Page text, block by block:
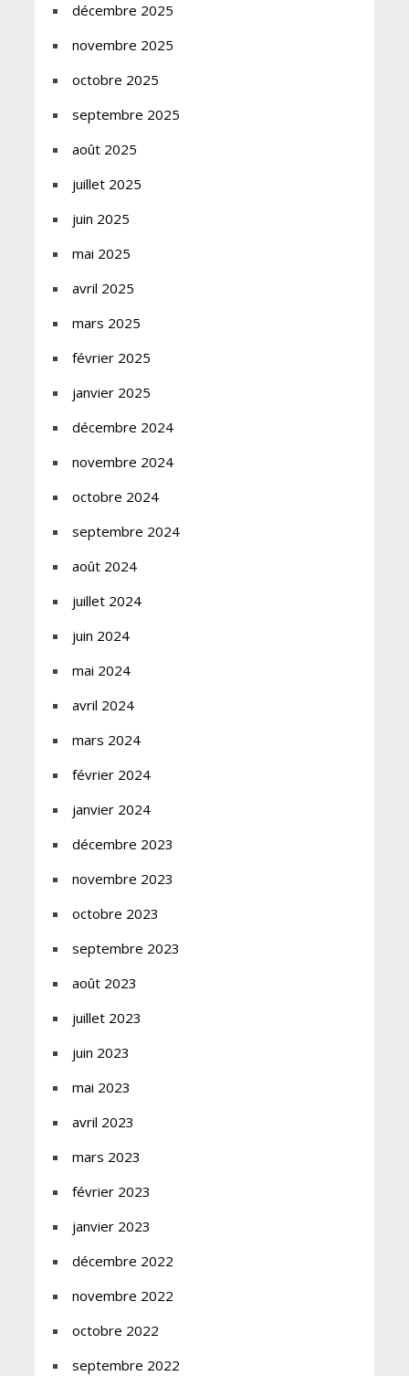
décembre 2025
novembre 2025
octobre 2025
septembre 2025
août 2025
juillet 2025
juin 2025
mai 2025
avril 2025
mars 2025
février 2025
janvier 2025
décembre 2024
novembre 2024
octobre 2024
septembre 2024
août 2024
juillet 2024
juin 2024
mai 2024
avril 2024
mars 2024
février 2024
janvier 2024
décembre 2023
novembre 2023
octobre 2023
septembre 2023
août 2023
juillet 2023
juin 2023
mai 2023
avril 2023
mars 2023
février 2023
janvier 2023
décembre 2022
novembre 2022
octobre 2022
septembre 2022